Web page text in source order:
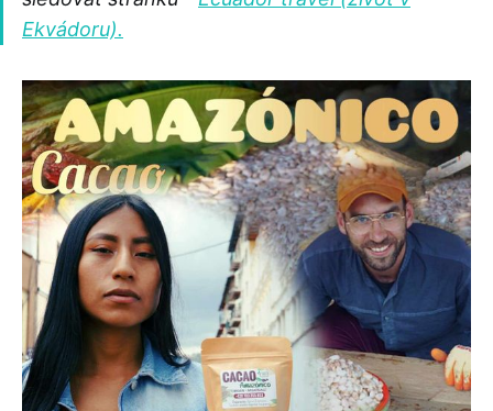
Ekvádoru).